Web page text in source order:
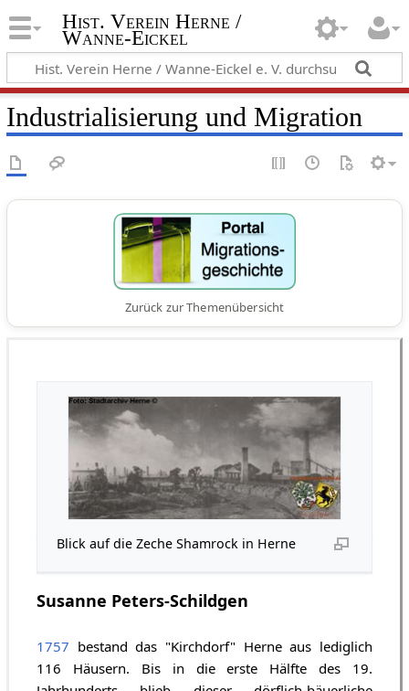
Hist. Verein Herne /
Wanne-Eickel
Industrialisierung und Migration
Zurück zur Themenübersicht
Blick auf die Zeche Shamrock in Herne
Susanne Peters-Schildgen
1757 bestand das "Kirchdorf" Herne aus lediglich
116 Häusern. Bis in die erste Hälfte des 19.